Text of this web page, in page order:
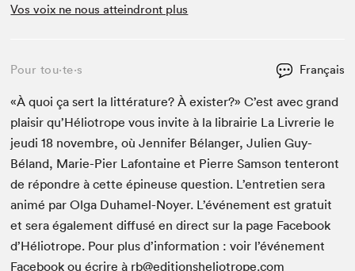
Vos voix ne nous atteindront plus
Pour tou⋅te⋅s Français
«À quoi ça sert la lit­téra­ture? À exis­ter?» C’est avec grand
plaisir qu’Héliotrope vous invite à la librairie La Livrerie le
jeu­di18 novem­bre, où Jen­nifer Bélanger, Julien Guy-
Béland, Marie-Pier Lafontaine et Pierre Sam­son ten­teront
de répon­dre à cette épineuse ques­tion. L’entretien sera
ani­mé par Olga Duhamel-Noy­er. L’événement est gra­tu­it
et sera égale­ment dif­fusé en direct sur la page Face­book
d’Héliotrope. Pour plus d’information : voir l’événement
Face­book ou écrire à rb@​editionsheliotrope.​com